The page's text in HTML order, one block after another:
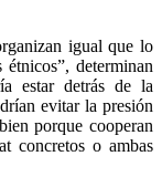
igual que lo
determinan
estar detrás de la
evitar la presión
porque cooperan
concretos o ambas